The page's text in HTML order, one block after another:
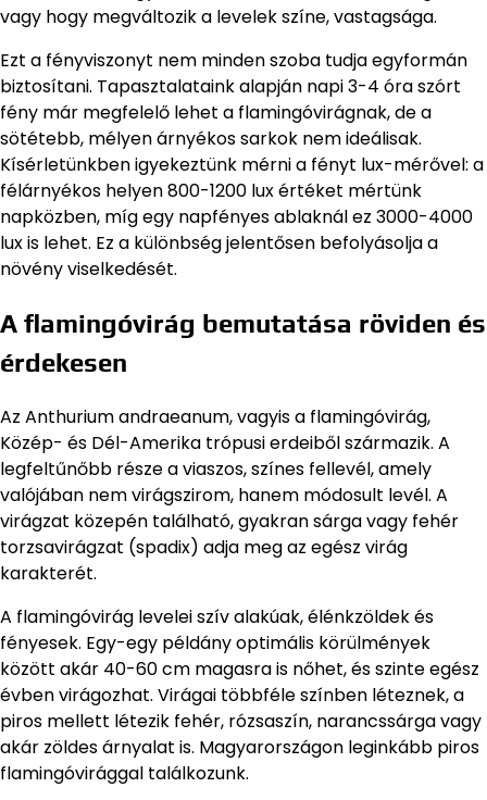
vagy hogy megváltozik a levelek színe, vastagsága.
Ezt a fényviszonyt nem minden szoba tudja egyformán
biztosítani. Tapasztalataink alapján napi 3-4 óra szórt
fény már megfelelő lehet a flamingóvirágnak, de a
sötétebb, mélyen árnyékos sarkok nem ideálisak.
Kísérletünkben igyekeztünk mérni a fényt lux-mérővel: a
félárnyékos helyen 800-1200 lux értéket mértünk
napközben, míg egy napfényes ablaknál ez 3000-4000
lux is lehet. Ez a különbség jelentősen befolyásolja a
növény viselkedését.
A flamingóvirág bemutatása röviden és
érdekesen
Az Anthurium andraeanum, vagyis a flamingóvirág,
Közép- és Dél-Amerika trópusi erdeiből származik. A
legfeltűnőbb része a viaszos, színes fellevél, amely
valójában nem virágszirom, hanem módosult levél. A
virágzat közepén található, gyakran sárga vagy fehér
torzsavirágzat (spadix) adja meg az egész virág
karakterét.
A flamingóvirág levelei szív alakúak, élénkzöldek és
fényesek. Egy-egy példány optimális körülmények
között akár 40-60 cm magasra is nőhet, és szinte egész
évben virágozhat. Virágai többféle színben léteznek, a
piros mellett létezik fehér, rózsaszín, narancssárga vagy
akár zöldes árnyalat is. Magyarországon leginkább piros
flamingóvirággal találkozunk.